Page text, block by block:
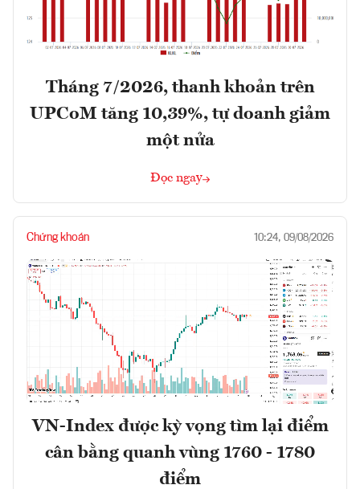
Tháng 7/2026, thanh khoản trên
UPCoM tăng 10,39%, tự doanh giảm
một nửa
Đọc ngay
Chứng khoán 10:24, 09/08/2026
VN-Index được kỳ vọng tìm lại điểm
cân bằng quanh vùng 1760 - 1780
điểm